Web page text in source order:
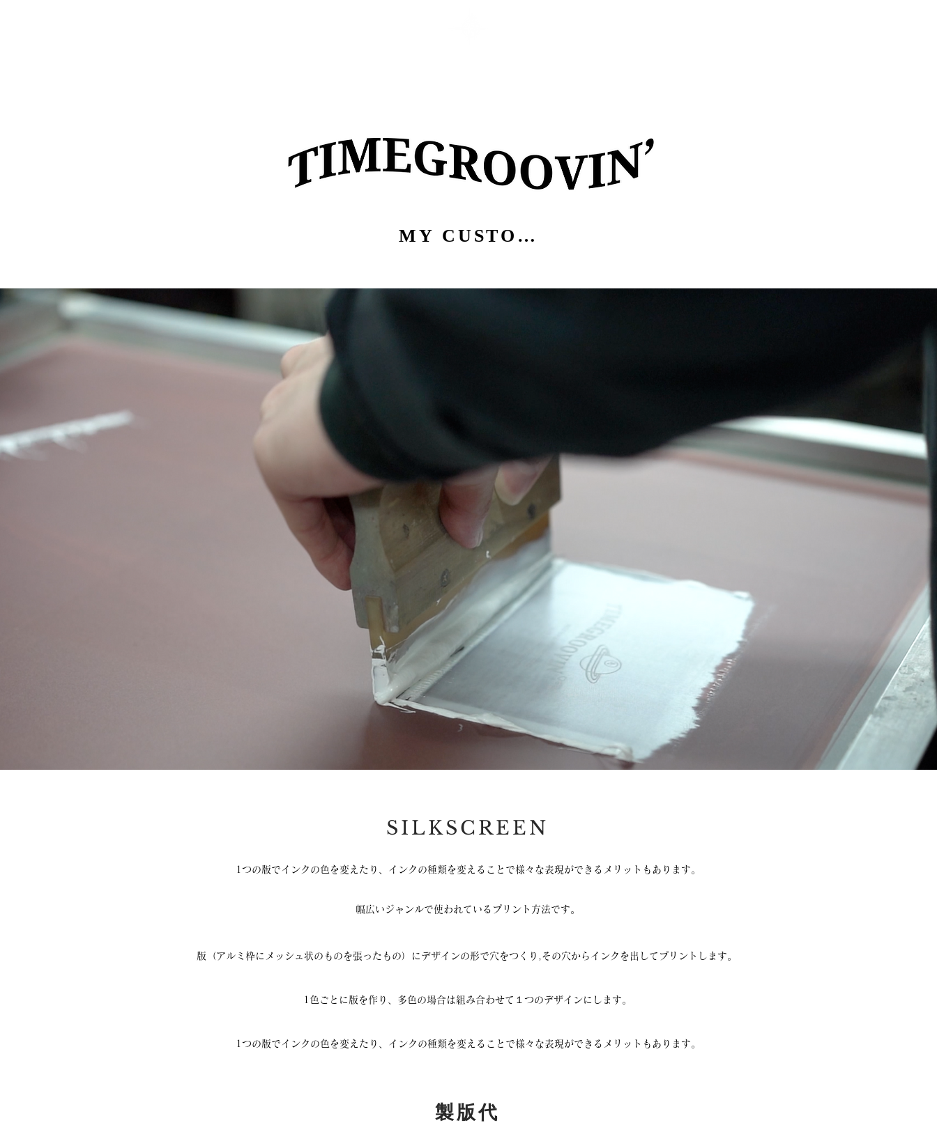
MY CUSTOM
SILKSCREEN
1つの版でインクの色を変えたり、インクの種類を変えることで様々な表現ができるメリットもあります。
幅広いジャンルで使われているプリント方法です。
版（アルミ枠にメッシュ状のものを張ったもの）にデザインの形で穴をつくり,その穴からインクを出してプリントします。
1色ごとに版を作り、多色の場合は組み合わせて１つのデザインにします。
1つの版でインクの色を変えたり、インクの種類を変えることで様々な表現ができるメリットもあります。
製版代